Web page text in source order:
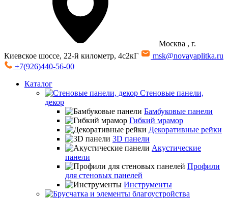
Москва , г.
Киевское шоссе, 22-й километр, 4с2кГ
msk@novayaplitka.ru
+7(926)440-56-00
Каталог
Стеновые панели,
декор
Бамбуковые панели
Гибкий мрамор
Декоративные рейки
3D панели
Акустические
панели
Профили
для стеновых панелей
Инструменты